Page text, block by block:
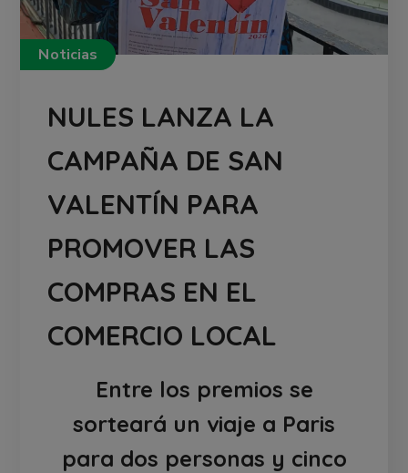
Noticias
NULES LANZA LA
CAMPAÑA DE SAN
VALENTÍN PARA
PROMOVER LAS
COMPRAS EN EL
COMERCIO LOCAL
Entre los premios se
sorteará un viaje a Paris
para dos personas y cinco